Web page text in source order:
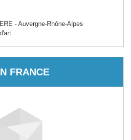
- Auvergne-Rhône-Alpes
FRANCE